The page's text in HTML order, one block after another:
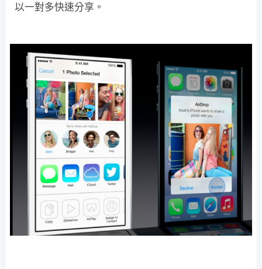
以一對多快速分享。